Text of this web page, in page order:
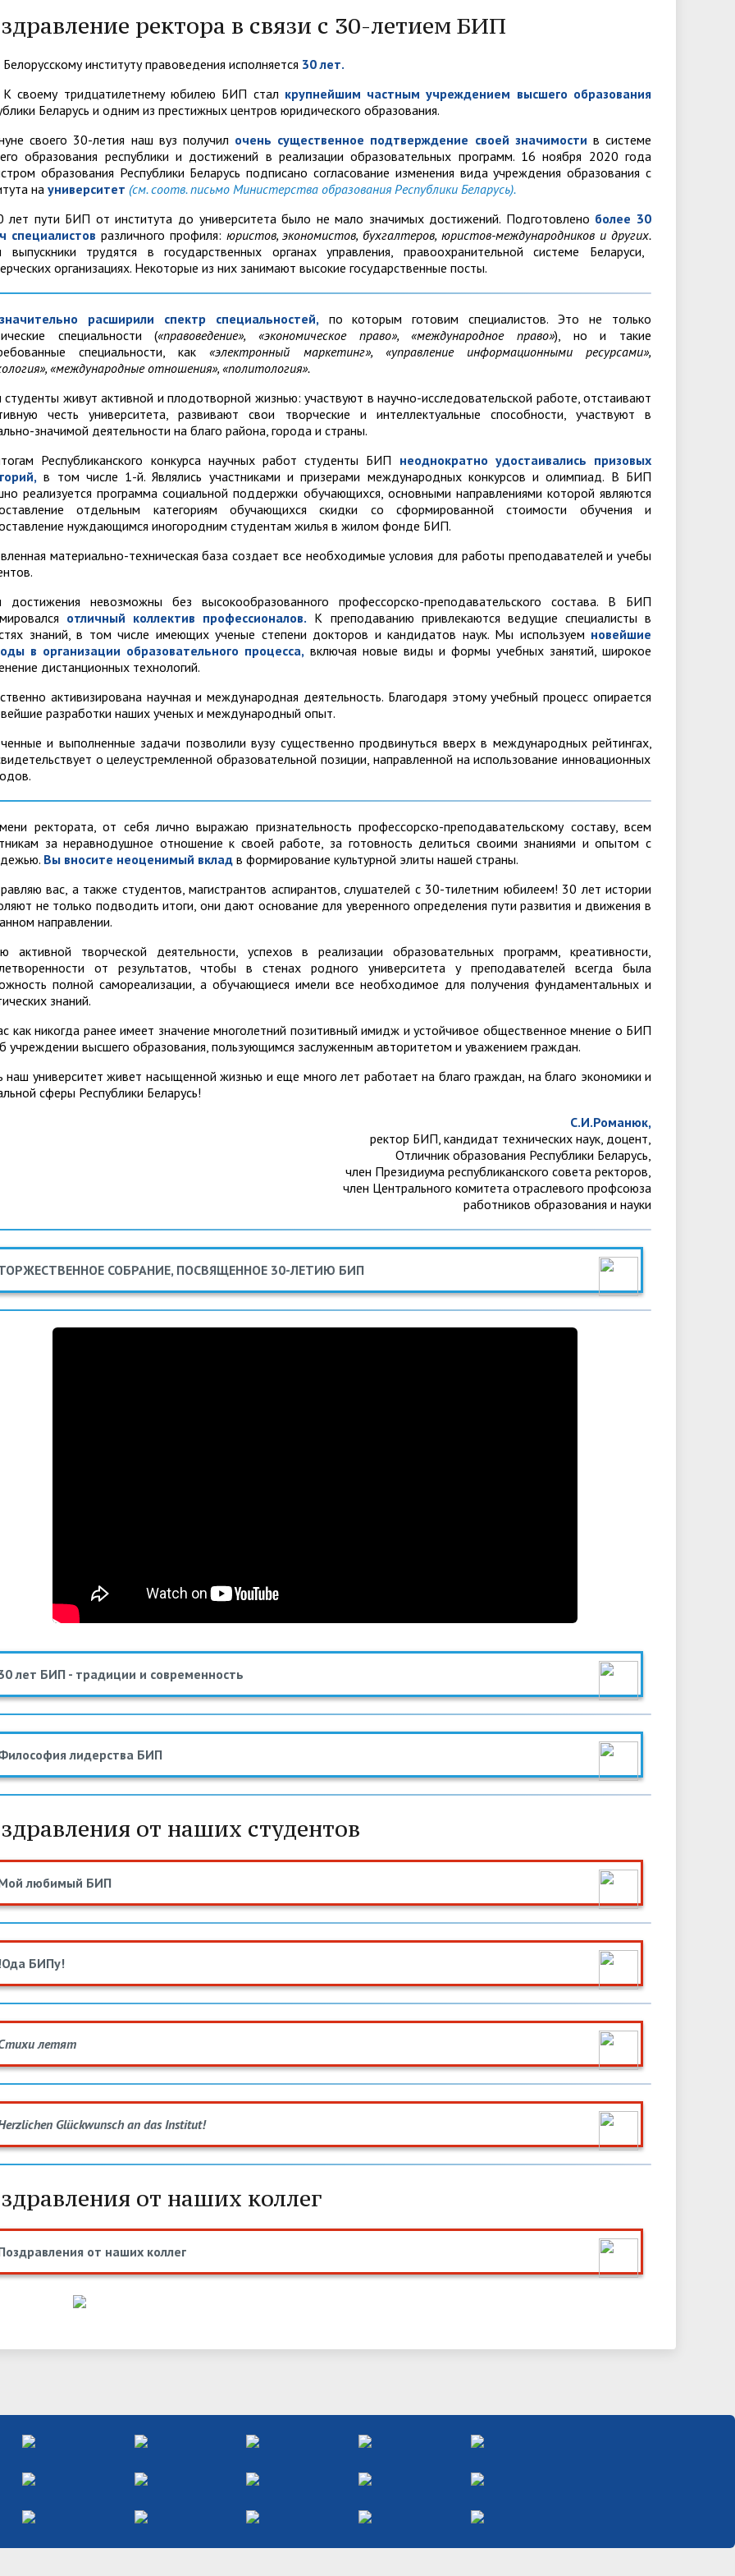
документы Система менеджмента качества
Административные процедуры
педагогических
Контакты Доска почета
обучения Оплата за обучение Практика
питания
Электронные учебно-
методические комплексы
Каталог учебных дисциплин
Переводы и восстановления
вступительных испытаний
образовательного процесса
подготовки
диссертаций
План приема
психологическая служба
отрядов
жизнь» В помощь куратору
политики
на 2020-2030 годы
БИП
и конференции
Научно-педагогические школы
ректора в связи с 30-летием БИП
Белорусскому институту правоведения исполняется 30 лет.
К своему тридцатилетнему юбилею БИП стал крупнейшим частным учреждением высшего образования
Беларусь и одним из престижных центров юридического образования.
своего 30-летия наш вуз получил очень существенное подтверждение своей значимости в системе
образования республики и достижений в реализации образовательных программ. 16 ноября 2020 года
образования Республики Беларусь подписано согласование изменения вида учреждения образования с
на университет (см. соотв. письмо Министерства образования Республики Беларусь).
лет пути БИП от института до университета было не мало значимых достижений. Подготовлено более 30
специалистов различного профиля: юристов, экономистов, бухгалтеров, юристов-международников и других.
трудятся в государственных органах управления, правоохранительной системе Беларуси,
организациях. Некоторые из них занимают высокие государственные посты.
расширили спектр специальностей,по которым готовим специалистов. Это не только
специальности («правоведение», «экономическое право», «международное право»), но и такие
специальности, как«электронный маркетинг», «управление информационными ресурсами»,
«международные отношения», «политология».
живут активной и плодотворной жизнью: участвуют в научно-исследовательской работе, отстаивают
честь университета, развивают свои творческие и интеллектуальные способности, участвуют в
значимой деятельности на благо района, города и страны.
Республиканского конкурса научных работ студенты БИП неоднократно удостаивались призовых
в том числе 1-й. Являлись участниками и призерами международных конкурсов и олимпиад. В БИП
реализуется программа социальной поддержки обучающихся, основными направлениями которой являются
отдельным категориям обучающихся скидки со сформированной стоимости обучения и
нуждающимся иногородним студентам жилья в жилом фонде БИП.
материально-техническая база создает все необходимые условия для работы преподавателей и учебы
достижения невозможны без высокообразованного профессорско-преподавательского состава. В БИП
отличный коллектив профессионалов. К преподаванию привлекаются ведущие специалисты в
знаний, в том числе имеющих ученые степени докторов и кандидатов наук. Мы используем новейшие
в организации образовательного процесса, включая новые виды и формы учебных занятий, широкое
дистанционных технологий.
активизирована научная и международная деятельность. Благодаря этому учебный процесс опирается
разработки наших ученых и международный опыт.
и выполненные задачи позволили вузу существенно продвинуться вверх в международных рейтингах,
о целеустремленной образовательной позиции, направленной на использование инновационных
ректората, от себя лично выражаю признательность профессорско-преподавательскому составу, всем
за неравнодушное отношение к своей работе, за готовность делиться своими знаниями и опытом с
Вы вносите неоценимый вклад в формирование культурной элиты нашей страны.
вас, а также студентов, магистрантов аспирантов, слушателей с 30-тилетним юбилеем! 30 лет истории
не только подводить итоги, они дают основание для уверенного определения пути развития и движения в
направлении.
активной творческой деятельности, успехов в реализации образовательных программ, креативности,
от результатов, чтобы в стенах родного университета у преподавателей всегда была
полной самореализации, а обучающиеся имели все необходимое для получения фундаментальных и
знаний.
как никогда ранее имеет значение многолетний позитивный имидж и устойчивое общественное мнение о БИП
учреждении высшего образования, пользующимся заслуженным авторитетом и уважением граждан.
наш университет живет насыщенной жизнью и еще много лет работает на благо граждан, на благо экономики и
сферы Республики Беларусь!
С.И.Романюк,
ректор БИП, кандидат технических наук, доцент,
Отличник образования Республики Беларусь,
член Президиума республиканского совета ректоров,
член Центрального комитета отраслевого профсоюза
работников образования и науки
СОБРАНИЕ, ПОСВЯЩЕННОЕ 30-ЛЕТИЮ БИП
лет БИП - традиции и современность
лидерства БИП
от наших студентов
любимый БИП
БИПу!
летят
Glückwunsch an das Institut!
от наших коллег
от наших коллег